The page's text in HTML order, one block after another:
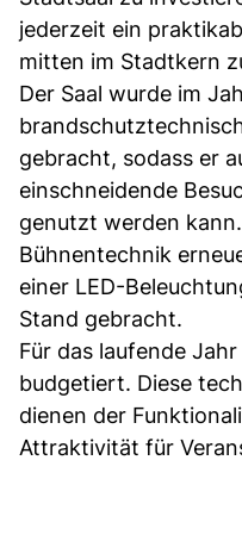
jederzeit ein
mitten im Stadtkern
Der Saal wurde im
gebracht, sodass er
einschneidende
genutzt werden
Bühnentechnik
einer LED-
Stand gebracht.
Für das laufende
budgetiert. Diese
dienen der
Attraktivität für